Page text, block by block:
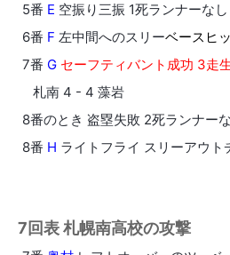
5番 E 空振り三振 1死ランナーなし
6番 F 左中間へのスリーベースヒ
7番 G セーフティバント成功 3走
札南 4 - 4 藻岩
8番のとき 盗塁失敗 2死ランナー
8番 H ライトフライ スリーアウト
7回表 札幌南高校の攻撃